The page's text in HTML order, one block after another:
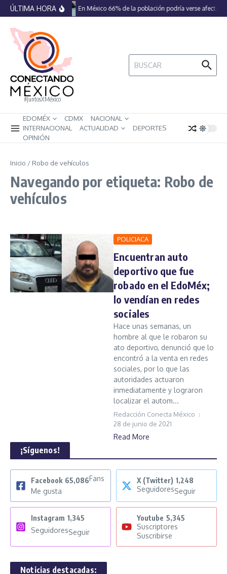
Saltar al contenido
ÚLTIMA HORA En México 66% de la población podría verse
#JuntosXMéxico
Buscar:
EDOMÉX CDMX
NACIONAL
INTERNACIONAL
ACTUALIDAD
DEPORTES
OPINIÓN
Inicio / Robo de vehículos
Navegando por etiqueta: Robo de
vehículos
POLICIACA
Encuentran auto
deportivo que fue
robado en el EdoMéx;
lo vendían en redes
sociales
Hace unas semanas, un
hombre al que le robaron su
ato deportivo, denunció que lo
encontró a la venta en redes
sociales, por lo que las
autoridades actuaron
inmediatamente y lograron
localizar el autom...
Redacción Conecta México
28 de junio de 2021
Read More
¡Síguenos!
Facebook 65,086Fans
Me gusta
X (Twitter) 1,248
SeguidoresSeguir
Instagram 1,345
SeguidoresSeguir
Youtube 5,345
Suscriptores
Suscribirse
Noticias destacadas: